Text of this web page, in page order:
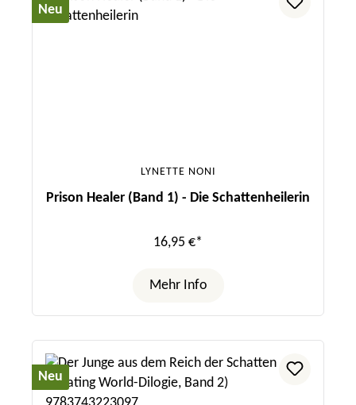
Neu
LYNETTE NONI
Prison Healer (Band 1) - Die Schattenheilerin
16,95 €*
Mehr Info
Neu